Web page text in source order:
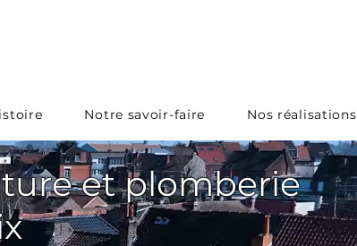
Notre savoir-faire Nos réalisations
et plomberie